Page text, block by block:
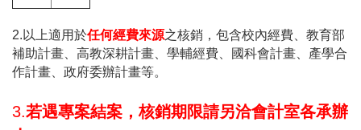
2. 以上適用於任何經費來源之核銷，包含校內經費、教育部
補助計畫、高教深耕計畫、學輔經費、國科會計畫、產學合
作計畫、政府委辦計畫等。
3.若遇專案結案，核銷期限請另洽會計室各承辦